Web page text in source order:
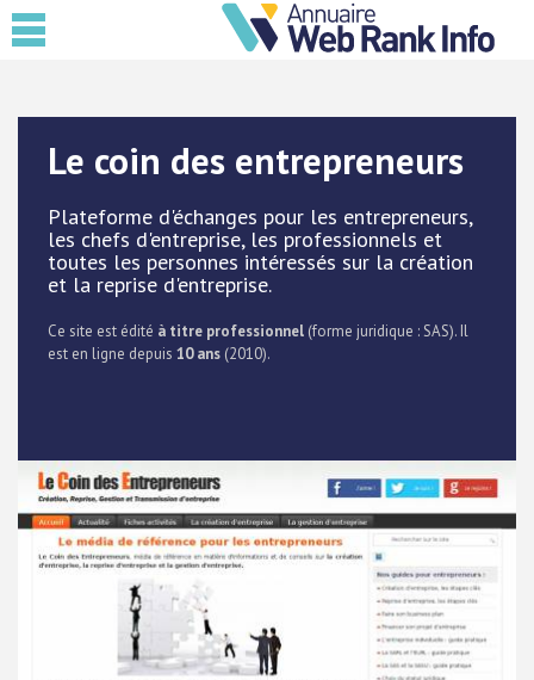
Le coin des entrepreneurs
Plateforme d'échanges pour les entrepreneurs,
les chefs d'entreprise, les professionnels et
toutes les personnes intéressés sur la création
et la reprise d'entreprise.
Ce site est édité à titre professionnel (forme juridique : SAS). Il
est en ligne depuis 10 ans (2010).